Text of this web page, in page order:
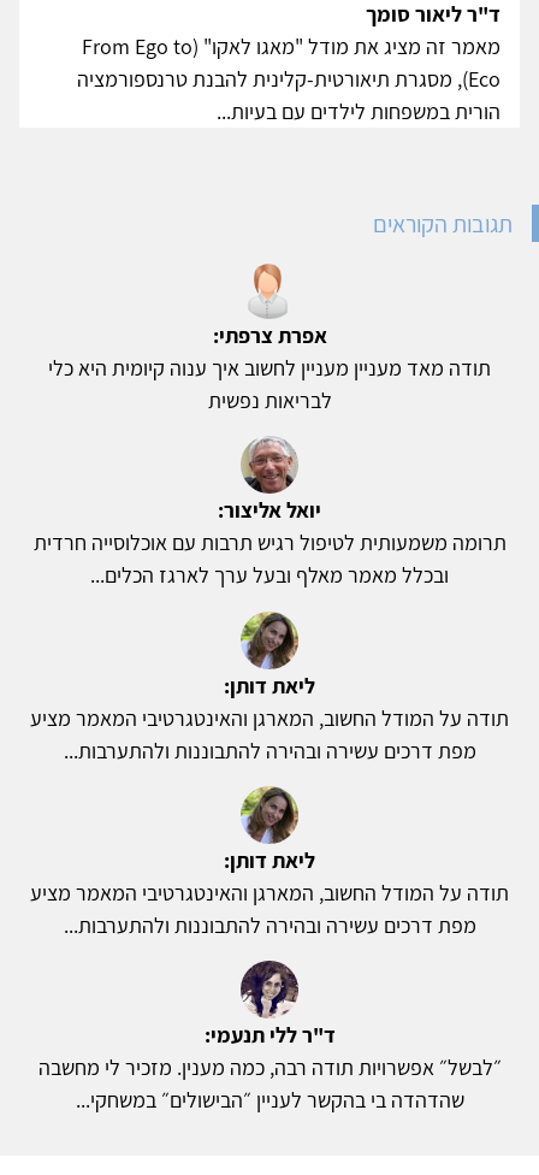
ד"ר ליאור סומך
מאמר זה מציג את מודל "מאגו לאקו" (From Ego to
Eco), מסגרת תיאורטית-קלינית להבנת טרנספורמציה
הורית במשפחות לילדים עם בעיות...
תגובות הקוראים
אפרת צרפתי:
תודה מאד מעניין מעניין לחשוב איך ענוה קיומית היא כלי
לבריאות נפשית
יואל אליצור:
תרומה משמעותית לטיפול רגיש תרבות עם אוכלוסייה חרדית
ובכלל מאמר מאלף ובעל ערך לארגז הכלים...
ליאת דותן:
תודה על המודל החשוב, המארגן והאינטגרטיבי המאמר מציע
מפת דרכים עשירה ובהירה להתבוננות ולהתערבות...
ליאת דותן:
תודה על המודל החשוב, המארגן והאינטגרטיבי המאמר מציע
מפת דרכים עשירה ובהירה להתבוננות ולהתערבות...
ד"ר ללי תנעמי:
״לבשל״ אפשרויות תודה רבה, כמה מענין. מזכיר לי מחשבה
שהדהדה בי בהקשר לעניין ״הבישולים״ במשחקי...